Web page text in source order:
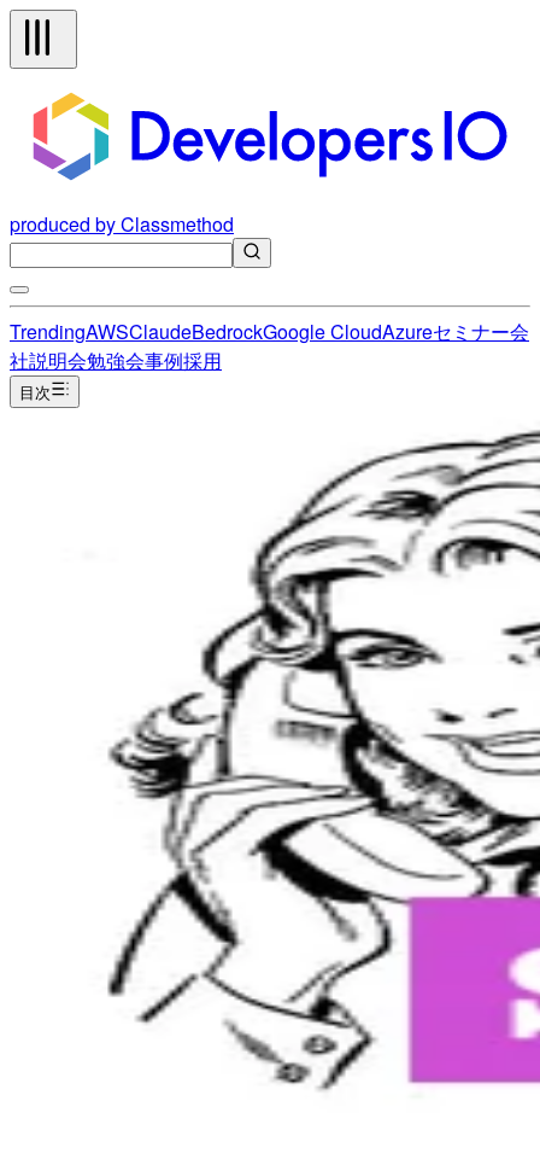
produced by Classmethod
TrendingAWSClaudeBedrockGoogle CloudAzureセミナー会
社説明会勉強会事例採用
目次